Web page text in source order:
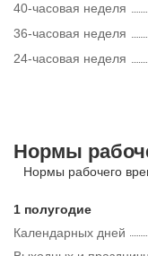
40-часовая неделя
36-часовая неделя
24-часовая неделя
Нормы
Нормы рабочего
1 полугодие
Календарных дней